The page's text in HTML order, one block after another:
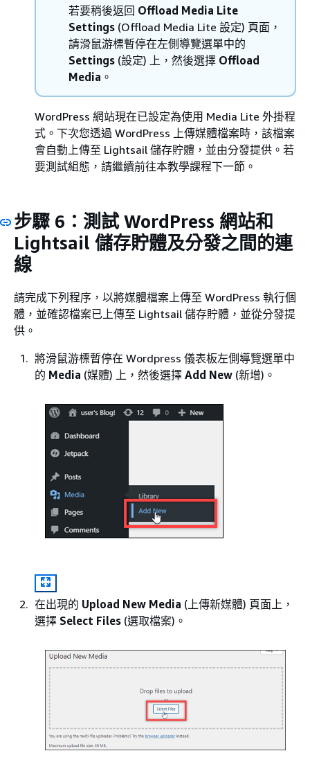
若要稍後返回 Offload Media Lite
Settings (Offload Media Lite 設定) 頁面，
請滑鼠游標暫停在左側導覽選單中的
Settings (設定) 上，然後選擇 Offload
Media 。
WordPress 網站現在已設定為使用 Media Lite 外掛程
式。下次您透過 WordPress 上傳媒體檔案時，該檔案
會自動上傳至 Lightsail 儲存貯體，並由分發提供。若
要測試組態，請繼續前往本教學課程下一節。
步驟 6：測試 WordPress 網站和
Lightsail 儲存貯體及分發之間的連
線
請完成下列程序，以將媒體檔案上傳至 WordPress 執行個
體，並確認檔案已上傳至 Lightsail 儲存貯體，並從分發提
供。
將滑鼠游標暫停在 Wordpress 儀表板左側導覽選單中
的 Media (媒體) 上，然後選擇 Add New (新增)。
在出現的 Upload New Media (上傳新媒體) 頁面上，
選擇 Select Files (選取檔案)。